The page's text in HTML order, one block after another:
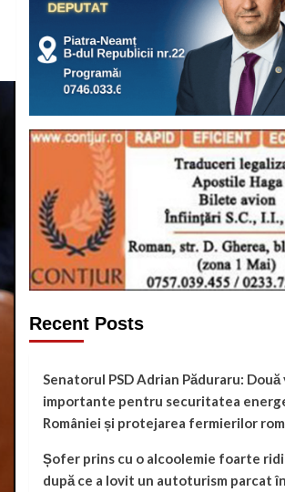
Recent Posts
Senatorul PSD Adrian Păduraru:
importante pentru securitatea
României și protejarea fermierilor
Șofer prins cu o alcoolemie foarte
după ce a lovit un autoturism parcat în